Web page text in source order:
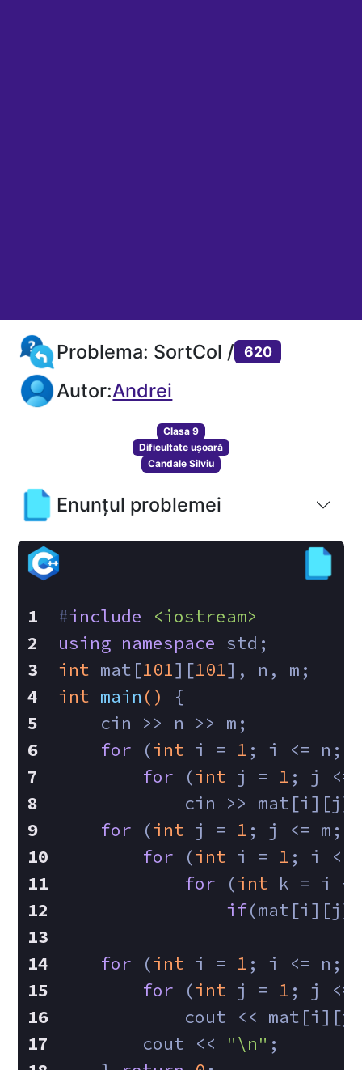
Problema: SortCol / 620
Autor:Andrei
Clasa 9
Dificultate ușoară
Candale Silviu
Enunțul problemei
#include
<iostream>
using namespace std;
int mat[101][101], n, m;
int main ()
{
    cin >> n >> m;
for (int i = 1 ; i <= n;
for (int j = 1 ; j <=
cin >>
for (int j = 1 ; j <= m;
for (int i = 1 ; i <
for (int k = i
if(mat[i][j]
for (int i = 1 ; i <= n;
for (int j = 1 ; j <=
cout <<
        cout <<
"\n" ;